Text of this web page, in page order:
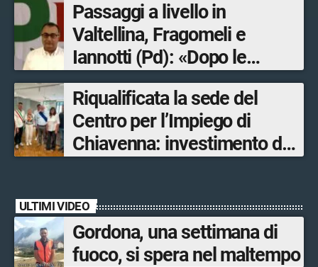
Passaggi a livello in
Valtellina, Fragomeli e
Iannotti (Pd): «Dopo le
Olimpiadi solo un terzo delle
opere sostitutive sarà
ultimato entro il 2026»
Riqualificata la sede del
Centro per l’Impiego di
Chiavenna: investimento da
ULTIMI VIDEO
Gordona, una settimana di
fuoco, si spera nel maltempo